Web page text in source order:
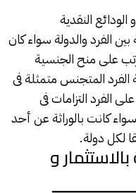
النقدية
بين الفرد والدولة سواء كان
على منحالجنسية
الفرد المتجنس متمثلة فى
الفرد التزامات فى
كانت بالوراثة عن أحد
لكل دولة.
و